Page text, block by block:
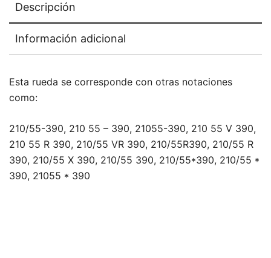
Descripción
Información adicional
Esta rueda se corresponde con otras notaciones
como:
210/55-390, 210 55 – 390, 21055-390, 210 55 V 390,
210 55 R 390, 210/55 VR 390, 210/55R390, 210/55 R
390, 210/55 X 390, 210/55 390, 210/55*390, 210/55 *
390, 21055 * 390